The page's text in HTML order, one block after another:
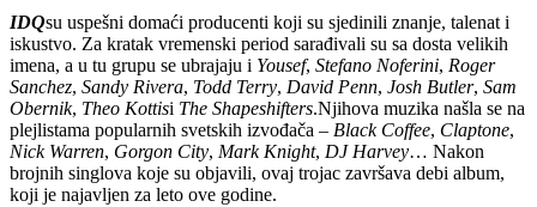
IDQsu uspešni domaći producenti koji su sjedinili znanje, talenat i
iskustvo. Za kratak vremenski period sarađivali su sa dosta velikih
imena, a u tu grupu se ubrajaju i Yousef, Stefano Noferini, Roger
Sanchez, Sandy Rivera, Todd Terry, David Penn, Josh Butler, Sam
Obernik, Theo Kottisi The Shapeshifters.Njihova muzika našla se na
plejlistama popularnih svetskih izvođača – Black Coffee, Claptone,
Nick Warren, Gorgon City, Mark Knight, DJ Harvey… Nakon
brojnih singlova koje su objavili, ovaj trojac završava debi album,
koji je najavljen za leto ove godine.